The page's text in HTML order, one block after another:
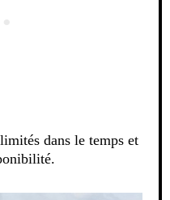
dans le temps et